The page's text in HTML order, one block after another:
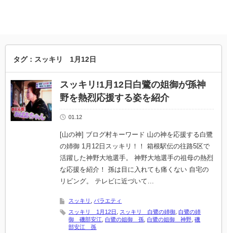
タグ：スッキリ 1月12日
スッキリ!1月12日白鷺の姐御が孫神
野を熱烈応援する姿を紹介
01.12
[山の神] ブログ村キーワード 山の神を応援する白鷺
の姉御 1月12日スッキリ！！ 箱根駅伝の往路5区で
活躍した神野大地選手。 神野大地選手の祖母の熱烈
な応援を紹介！ 孫は目に入れても痛くない 自宅の
リビング。 テレビに近づいて…
スッキリ
バラエティ
スッキリ 1月12日
スッキリ 白鷺の姉御 ,白鷺の姉
御 磯部安江 ,白鷺の姐御 孫 ,白鷺の姐御 神野 ,磯
部安江 孫